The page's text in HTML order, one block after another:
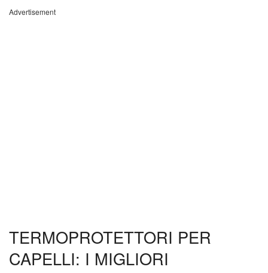
Advertisement
TERMOPROTETTORI PER
CAPELLI: I MIGLIORI